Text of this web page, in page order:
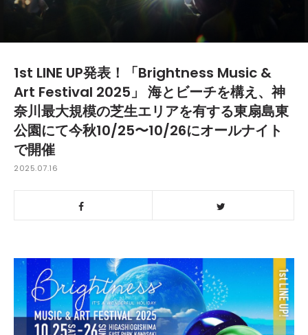
1st LINE UP発表！「Brightness Music &
Art Festival 2025」 海とビーチを構え、神
奈川最大規模の芝生エリアを有する東扇島東
公園にて今秋10/25〜10/26にオールナイト
で開催
2025.07.16